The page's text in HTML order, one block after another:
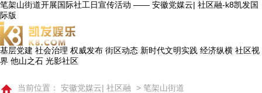
笔架山街道开展国际社工日宣传活动 —— 安徽党媒云| 社区融-k8凯发国
际版
基层党建 社会治理 权威发布 街区动态 新时代文明实践 经济纵横 社区视
界 他山之石 光影社区
当前位置： 安徽党媒云| 社区融 > 笔架山街道